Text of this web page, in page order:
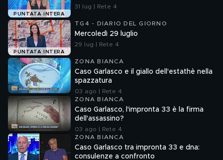
PUNTATA INTERA
31 lug | Rete 4
PUNTATA INTERA
TG4 - DIARIO DEL GIORNO
Mercoledì 29 luglio
29 lug | Rete 4
ZONA BIANCA
Caso Garlasco e il giallo dell'estathè nella
spazzatura
03 ago | Rete 4
ZONA BIANCA
Caso Garlasco, l'impronta 33 è la firma
dell'assassino?
03 ago | Rete 4
ZONA BIANCA
Caso Garlasco tra impronta 33 e dna:
consulenze a confronto